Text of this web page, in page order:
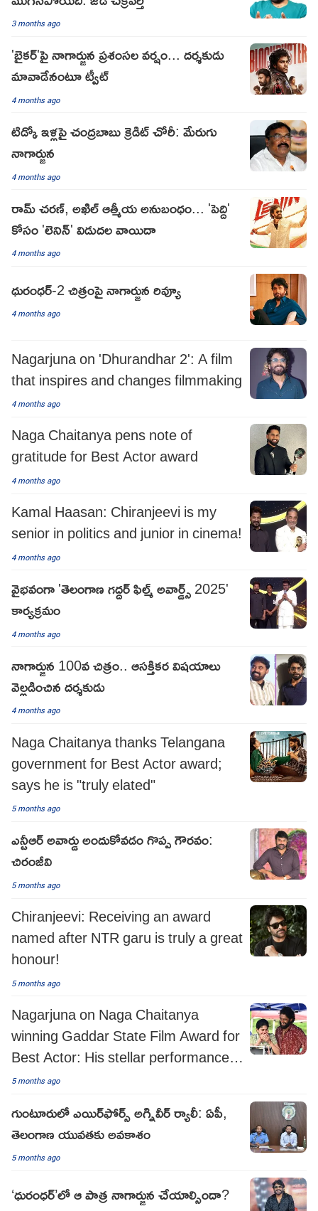
3 months ago
'బైకర్'పై నాగార్జున ప్రశంసల వర్షం... దర్శకుడు
మావాడేనంటూ ట్వీట్
4 months ago
టిడ్కో ఇళ్లపై చంద్రబాబు క్రెడిట్ చోరీ: మేరుగు
నాగార్జున
4 months ago
రామ్ చరణ్, అఖిల్ ఆత్మీయ అనుబంధం... 'పెద్ది'
కోసం 'లెనిన్' విడుదల వాయిదా
4 months ago
ధురంధర్-2 చిత్రంపై నాగార్జున రివ్యూ
4 months ago
Nagarjuna on 'Dhurandhar‌ 2': A film
that inspires and changes filmmaking
4 months ago
Naga Chaitanya pens note of
gratitude for Best Actor award
4 months ago
Kamal Haasan: Chiranjeevi is my
senior in politics and junior in cinema!
4 months ago
వైభవంగా 'తెలంగాణ గద్దర్ ఫిల్మ్ అవార్డ్స్ 2025'
కార్యక్రమం
4 months ago
నాగార్జున 100వ చిత్రం.. ఆసక్తికర విషయాలు
వెల్లడించిన దర్శకుడు
4 months ago
Naga Chaitanya thanks Telangana
government for Best Actor award;
says he is "truly elated"
5 months ago
ఎన్టీఆర్ అవార్డు అందుకోవడం గొప్ప గౌరవం:
చిరంజీవి
5 months ago
Chiranjeevi: Receiving an award
named after NTR garu is truly a great
honour!
5 months ago
Nagarjuna on Naga Chaitanya
winning Gaddar State Film Award for
Best Actor: His stellar performance in
Thandel deserves this pat on the
5 months ago
గుంటూరులో ఎయిర్‌ఫోర్స్ అగ్నివీర్ ర్యాలీ: ఏపీ,
తెలంగాణ యువతకు అవకాశం
5 months ago
‘ధురంధర్‌’లో ఆ పాత్ర నాగార్జున చేయాల్సిందా?